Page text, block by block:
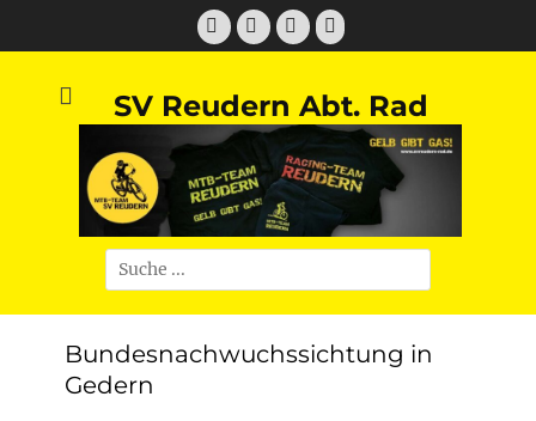
FacebookTwitter E-
Mail
Instagram
SV Reudern Abt. Rad
Suchen
nach:
Bundesnachwuchssichtung in
Gedern